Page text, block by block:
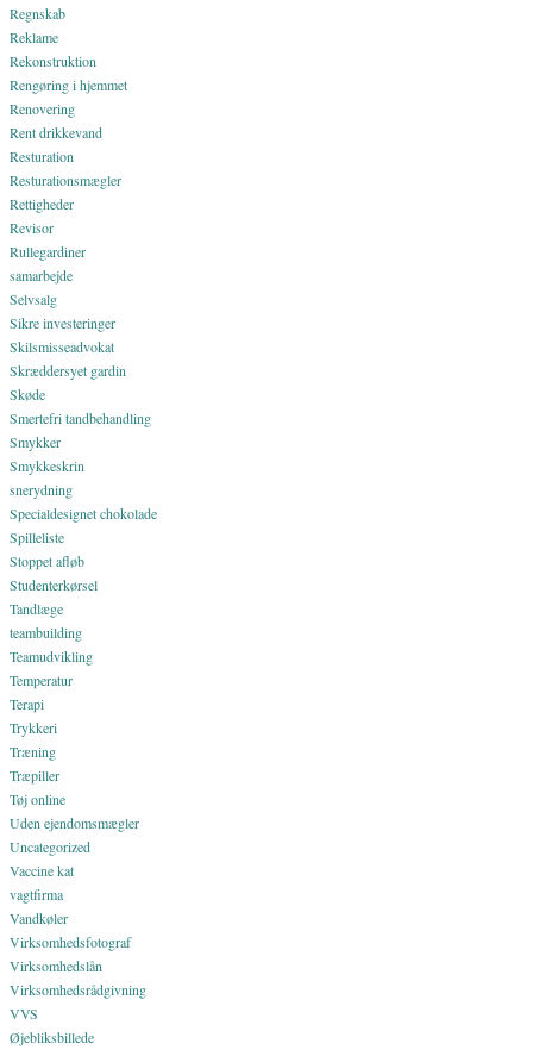
Regnskab
Reklame
Rekonstruktion
Rengøring i hjemmet
Renovering
Rent drikkevand
Resturation
Resturationsmægler
Rettigheder
Revisor
Rullegardiner
samarbejde
Selvsalg
Sikre investeringer
Skilsmisseadvokat
Skræddersyet gardin
Skøde
Smertefri tandbehandling
Smykker
Smykkeskrin
snerydning
Specialdesignet chokolade
Spilleliste
Stoppet afløb
Studenterkørsel
Tandlæge
teambuilding
Teamudvikling
Temperatur
Terapi
Trykkeri
Træning
Træpiller
Tøj online
Uden ejendomsmægler
Uncategorized
Vaccine kat
vagtfirma
Vandkøler
Virksomhedsfotograf
Virksomhedslån
Virksomhedsrådgivning
VVS
Øjebliksbillede